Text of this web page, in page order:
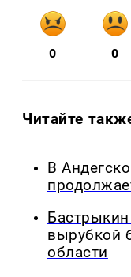
0 0
Читайте
В
вырубкой
области